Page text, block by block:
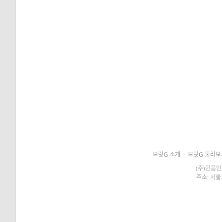
브릿G 소개 · 브릿G 둘러보
(주)민음인
주소: 서